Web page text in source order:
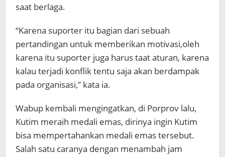
saat berlaga.
“Karena suporter itu bagian dari sebuah
pertandingan untuk memberikan motivasi,oleh
karena itu suporter juga harus taat aturan, karena
kalau terjadi konflik tentu saja akan berdampak
pada organisasi,” kata ia.
Wabup kembali mengingatkan, di Porprov lalu,
Kutim meraih medali emas, dirinya ingin Kutim
bisa mempertahankan medali emas tersebut.
Salah satu caranya dengan menambah jam